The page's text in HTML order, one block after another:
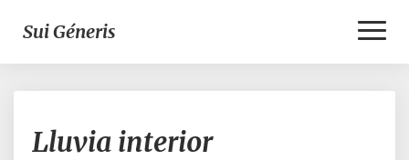
Sui Géneris
interior
Lluvia interior